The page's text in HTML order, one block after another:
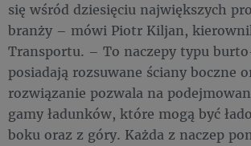
się wśród dziesięciu największych
branży – mówi Piotr Kiljan,
Transportu. – To naczepy typu
posiadają rozsuwane ściany boczne
rozwiązanie pozwala na
gamy ładunków, które mogą być
boku oraz z góry. Każda z naczep